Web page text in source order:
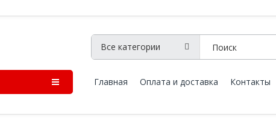
Главная Оплата и доставка Контакты